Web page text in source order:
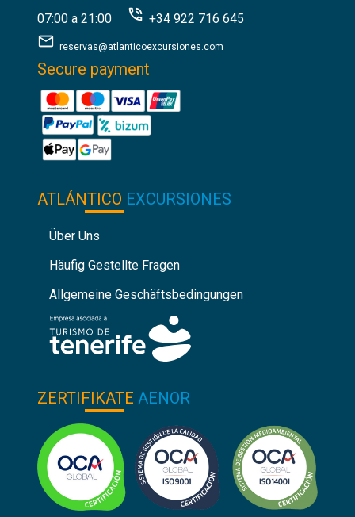
07:00 a 21:00 +34 922 716 645
reservas@atlanticoexcursiones.com
Secure payment
ATLÁNTICO EXCURSIONES
Über Uns
Häufig Gestellte Fragen
Allgemeine Geschäftsbedingungen
ZERTIFIKATE AENOR